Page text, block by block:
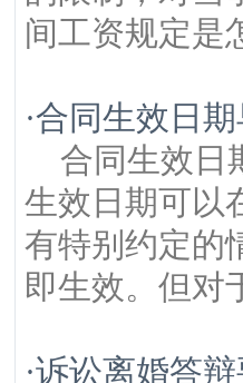
间工资规定是
·合同生效日
合同生效日
生效日期可以
有特别约定的
即生效。但对
·诉讼离婚答